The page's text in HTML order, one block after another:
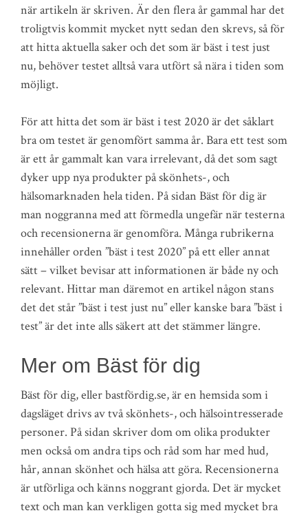
när artikeln är skriven. Är den flera år gammal har det
troligtvis kommit mycket nytt sedan den skrevs, så för
att hitta aktuella saker och det som är bäst i test just
nu, behöver testet alltså vara utfört så nära i tiden som
möjligt.
För att hitta det som är bäst i test 2020 är det såklart
bra om testet är genomfört samma år. Bara ett test som
är ett år gammalt kan vara irrelevant, då det som sagt
dyker upp nya produkter på skönhets-, och
hälsomarknaden hela tiden. På sidan Bäst för dig är
man noggranna med att förmedla ungefär när testerna
och recensionerna är genomföra. Många rubrikerna
innehåller orden ”bäst i test 2020” på ett eller annat
sätt – vilket bevisar att informationen är både ny och
relevant. Hittar man däremot en artikel någon stans
det det står ”bäst i test just nu” eller kanske bara ”bäst i
test” är det inte alls säkert att det stämmer längre.
Mer om Bäst för dig
Bäst för dig, eller bastfördig.se, är en hemsida som i
dagsläget drivs av två skönhets-, och hälsointresserade
personer. På sidan skriver dom om olika produkter
men också om andra tips och råd som har med hud,
hår, annan skönhet och hälsa att göra. Recensionerna
är utförliga och känns noggrant gjorda. Det är mycket
text och man kan verkligen gotta sig med mycket bra